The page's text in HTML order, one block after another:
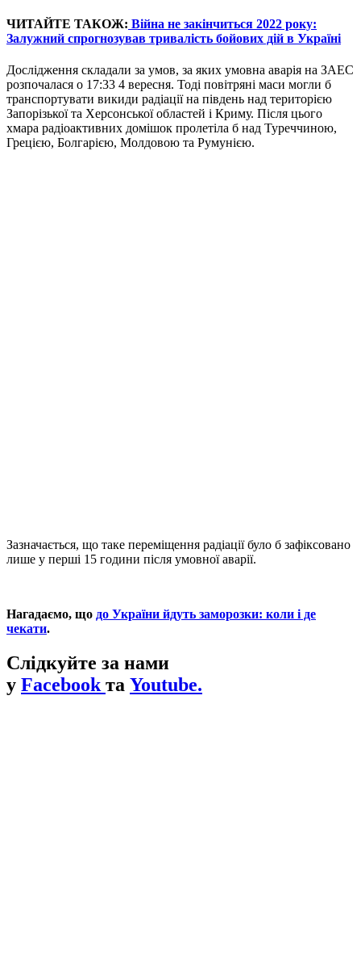
ЧИТАЙТЕ ТАКОЖ: Війна не закінчиться 2022 року:
Залужний спрогнозував тривалість бойових дій в Україні
Дослідження складали за умов, за яких умовна аварія на ЗАЕС
розпочалася о 17:33 4 вересня. Тоді повітряні маси могли б
транспортувати викиди радіації на південь над територією
Запорізької та Херсонської областей і Криму. Після цього
хмара радіоактивних домішок пролетіла б над Туреччиною,
Грецією, Болгарією, Молдовою та Румунією.
Зазначається, що таке переміщення радіації було б зафіксовано
лише у перші 15 години після умовної аварії.
Нагадаємо, що до України йдуть заморозки: коли і де
чекати.
Слідкуйте за нами
у Facebook та Youtube.